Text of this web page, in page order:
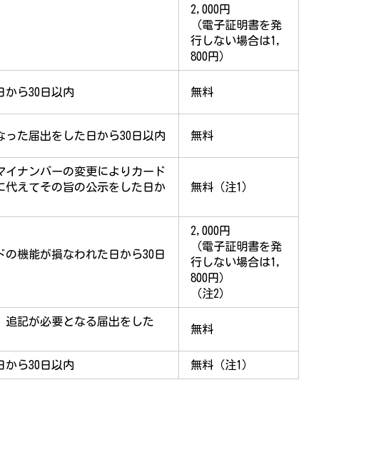
2,000円
（電子証明書を発
行しない場合は1,
800円）
から30日以内 無料
た届出をした日から30日以内 無料
イナンバーの変更によりカード
えてその旨の公示をした日か
無料（注1）
機能が損なわれた日から30日
2,000円
（電子証明書を発
行しない場合は1,
800円）
（注2）
追記が必要となる届出をした
無料
から30日以内 無料（注1）